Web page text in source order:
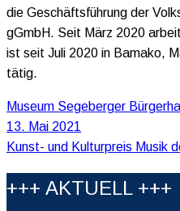
die Geschäftsführung der
gGmbH. Seit März 2020
ist seit Juli 2020 in Bamako,
tätig.
Beitragsnavigation
Museum Segeberger
13. Mai 2021
Kunst- und Kulturpreis Musik
+++ AKTUELL +++